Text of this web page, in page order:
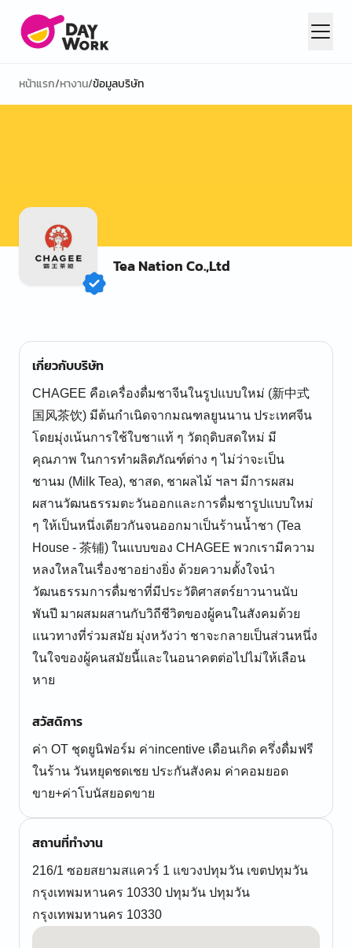
หน้าแรก/หางาน/ข้อมูลบริษัท
Tea Nation Co.,Ltd
เกี่ยวกับบริษัท
CHAGEE คือเครื่องดื่มชาจีนในรูปแบบใหม่ (新中式
国风茶饮) มีต้นกำเนิดจากมณฑลยูนนาน ประเทศจีน
โดยมุ่งเน้นการใช้ใบชาแท้ ๆ วัตถุดิบสดใหม่ มี
คุณภาพ ในการทำผลิตภัณฑ์ต่าง ๆ ไม่ว่าจะเป็น
ชานม (Milk Tea), ชาสด, ชาผลไม้ ฯลฯ มีการผสม
ผสานวัฒนธรรมตะวันออกและการดื่มชารูปแบบใหม่
ๆ ให้เป็นหนึ่งเดียวกันจนออกมาเป็นร้านน้ำชา (Tea
House - 茶铺) ในแบบของ CHAGEE พวกเรามีความ
หลงใหลในเรื่องชาอย่างยิ่ง ด้วยความตั้งใจนำ
วัฒนธรรมการดื่มชาที่มีประวัติศาสตร์ยาวนานนับ
พันปี มาผสมผสานกับวิถีชีวิตของผู้คนในสังคมด้วย
แนวทางที่ร่วมสมัย มุ่งหวังว่า ชาจะกลายเป็นส่วนหนึ่ง
ในใจของผู้คนสมัยนี้และในอนาคตต่อไปไม่ให้เลือน
หาย
สวัสดิการ
ค่า OT ชุดยูนิฟอร์ม ค่าincentive เดือนเกิด ครึ่งดื่มฟรี
ในร้าน วันหยุดชดเชย ประกันสังคม ค่าคอมยอด
ขาย+ค่าโบนัสยอดขาย
สถานที่ทำงาน
216/1 ซอยสยามสแควร์ 1 แขวงปทุมวัน เขตปทุมวัน
กรุงเทพมหานคร 10330 ปทุมวัน ปทุมวัน
กรุงเทพมหานคร 10330